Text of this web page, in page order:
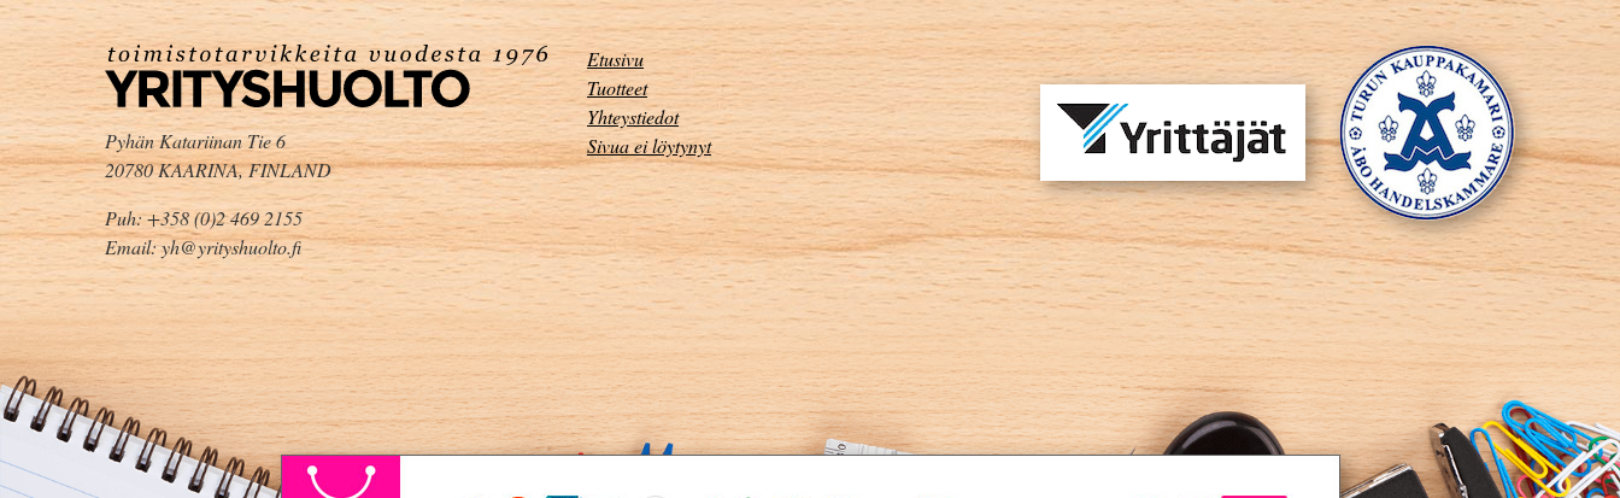
Pyhän Katariinan Tie 6
20780 KAARINA, FINLAND
Puh: +358 (0)2 469 2155
Email: yh@yrityshuolto.fi
Etusivu
Tuotteet
Yhteystiedot
Sivua ei löytynyt